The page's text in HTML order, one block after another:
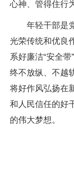
心神、管得住行
年轻干部是党
光荣传统和优良
系好廉洁“安全
终不放纵、不越
将好作风弘扬在
和人民信任的好
的伟大梦想。